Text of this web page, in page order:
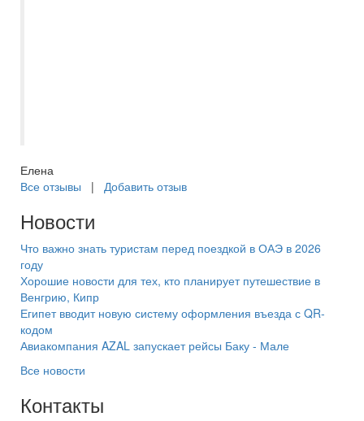
Елена
Все отзывы | Добавить отзыв
Новости
Что важно знать туристам перед поездкой в ОАЭ в 2026
году
Хорошие новости для тех, кто планирует путешествие в
Венгрию, Кипр
Египет вводит новую систему оформления въезда с QR-
кодом
Авиакомпания AZAL запускает рейсы Баку - Мале
Все новости
Контакты